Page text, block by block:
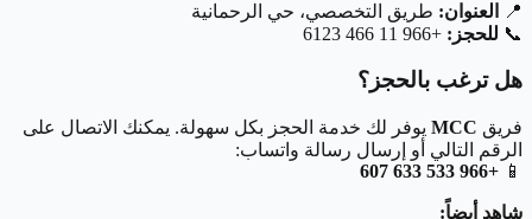
📍 العنوان: طريق التخصصي، حي الرحمانية
📞 للحجز: +966 11 466 6123
هل ترغب بالحجز؟
فريق MCC يوفر لك خدمة الحجز بكل سهولة. يمكنك الاتصال على
الرقم التالي أو إرسال رسالة واتساب:
📱
+966 533 633 607
شاهد أيضاً: